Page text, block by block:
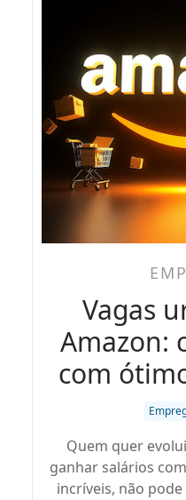
Vagas
Amazon:
com
Quem quer
ganhar salários
incríveis, não